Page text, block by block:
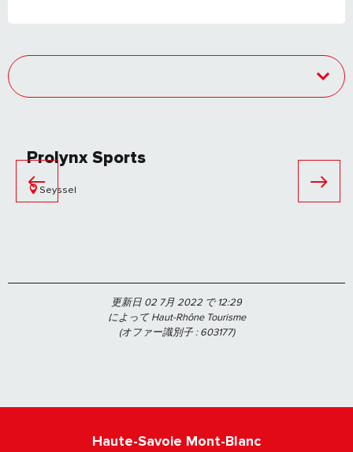
Prolynx Sports
Seyssel
更新日 02 7月 2022 で 12:29
によって Haut-Rhône Tourisme
(オファー識別子 :603177)
Haute-Savoie Mont-Blanc